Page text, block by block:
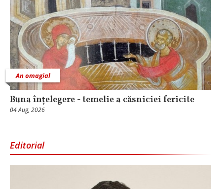
An omagial
Buna înțelegere - temelie a căsniciei fericite
04 Aug, 2026
Editorial